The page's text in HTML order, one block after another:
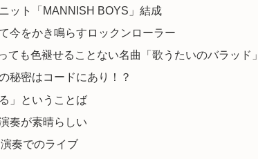
ット「MANNISH BOYS」結成
今をかき鳴らすロックンローラー
ても色褪せることない名曲「歌うたいのバラッド」
秘密はコードにあり！？
」ということば
奏が素晴らしい
奏でのライブ